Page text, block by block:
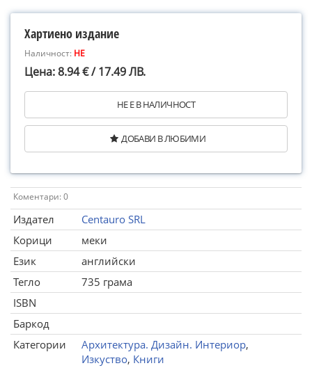
Хартиено издание
Наличност: НЕ
Цена: 8.94 € / 17.49 ЛВ.
НЕ Е В НАЛИЧНОСТ
ДОБАВИ В ЛЮБИМИ
Коментари: 0
Издател
Centauro SRL
Корици
меки
Език
английски
Тегло
735 грама
ISBN
Баркод
Категории
Архитектура. Дизайн. Интериор,
Изкуство, Книги